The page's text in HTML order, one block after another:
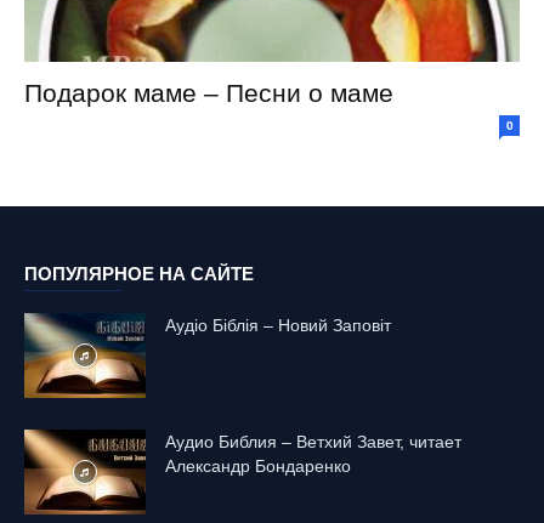
Подарок маме – Песни о маме
0
ПОПУЛЯРНОЕ НА САЙТЕ
Аудіо Біблія – Новий Заповіт
Аудио Библия – Ветхий Завет, читает
Александр Бондаренко